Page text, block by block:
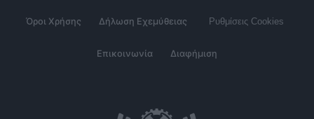
Όροι Χρήσης Δήλωση Εχεμύθειας Ρυθμίσεις Cookies
Επικοινωνία Διαφήμιση